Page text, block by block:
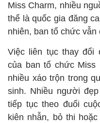
Miss Charm, nhiều
thể là quốc gia đăng
nhiên, ban tổ chức
Việc liên tục thay đổi
của ban tổ chức
nhiều xáo trộn trong
sinh. Nhiều người
tiếp tục theo đuổi
kiên nhẫn, bỏ thi